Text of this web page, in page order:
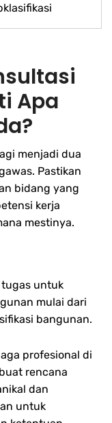
Apa
menjadi dua
Pastikan
bidang yang
kerja
mestinya.
tugas untuk
mulai dari
bangunan.
profesional di
rencana
dan
untuk